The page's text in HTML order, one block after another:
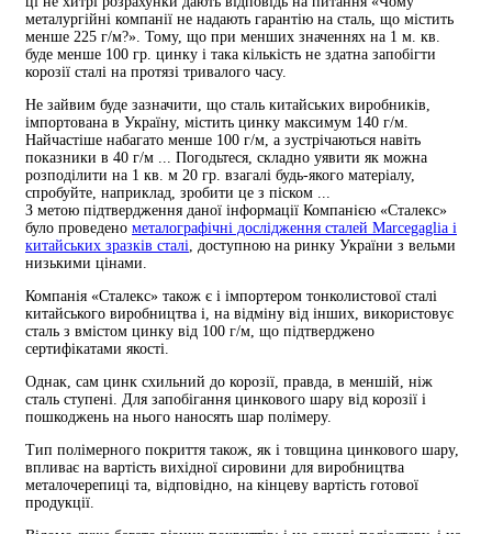
металургійні компанії не надають гарантію на сталь, що містить
менше 225 г/м?». Тому, що при менших значеннях на 1 м. кв.
буде менше 100 гр. цинку і така кількість не здатна запобігти
корозії сталі на протязі тривалого часу.
Не зайвим буде зазначити, що сталь китайських виробників,
імпортована в Україну, містить цинку максимум 140 г/м.
Найчастіше набагато менше 100 г/м, а зустрічаються навіть
показники в 40 г/м ... Погодьтеся, складно уявити як можна
розподілити на 1 кв. м 20 гр. взагалі будь-якого матеріалу,
спробуйте, наприклад, зробити це з піском ...
З метою підтвердження даної інформації Компанією «Сталекс»
було проведено металографічні дослідження сталей Marcegaglia і
китайських зразків сталі, доступною на ринку України з вельми
низькими цінами.
Компанія «Сталекс» також є і імпортером тонколистової сталі
китайського виробництва і, на відміну від інших, використовує
сталь з вмістом цинку від 100 г/м, що підтверджено
сертифікатами якості.
Однак, сам цинк схильний до корозії, правда, в меншій, ніж
сталь ступені. Для запобігання цинкового шару від корозії і
пошкоджень на нього наносять шар полімеру.
Тип полімерного покриття також, як і товщина цинкового шару,
впливає на вартість вихідної сировини для виробництва
металочерепиці та, відповідно, на кінцеву вартість готової
продукції.